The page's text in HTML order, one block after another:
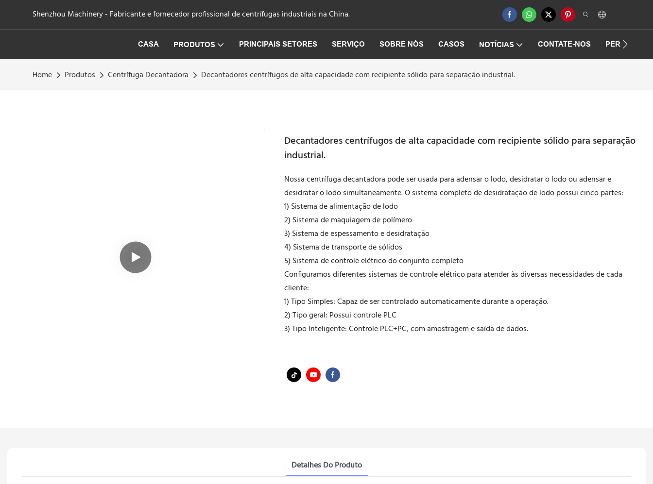
Shenzhou Machinery - Fabricante e fornecedor profissional de centrífugas industriais na China.
CASA PRODUTOS PRINCIPAIS SETORES SERVIÇO SOBRE NÓS CASOS NOTÍCIAS CONTATE-NOS
Home Produtos Centrífuga Decantadora Decantadores centrífugos de alta capacidade com recipiente sólido para separação industrial.
Decantadores centrífugos de alta capacidade com recipiente sólido para separação
industrial.
Nossa centrífuga decantadora pode ser usada para adensar o lodo, desidratar o lodo ou adensar e
desidratar o lodo simultaneamente. O sistema completo de desidratação de lodo possui cinco partes:
1) Sistema de alimentação de lodo
2) Sistema de maquiagem de polímero
3) Sistema de espessamento e desidratação
4) Sistema de transporte de sólidos
5) Sistema de controle elétrico do conjunto completo
Configuramos diferentes sistemas de controle elétrico para atender às diversas necessidades de cada
cliente:
1) Tipo Simples: Capaz de ser controlado automaticamente durante a operação.
2) Tipo geral: Possui controle PLC
3) Tipo Inteligente: Controle PLC+PC, com amostragem e saída de dados.
Detalhes Do Produto